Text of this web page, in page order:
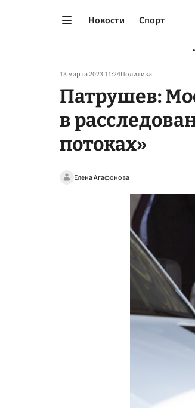
Новости Спорт
13 марта 2023 11:24Политика
Патрушев:
в
потоках»
Елена Агафонова